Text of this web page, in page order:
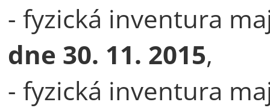
- fyzická inventura
dne 30. 11. 2015,
- fyzická inventura